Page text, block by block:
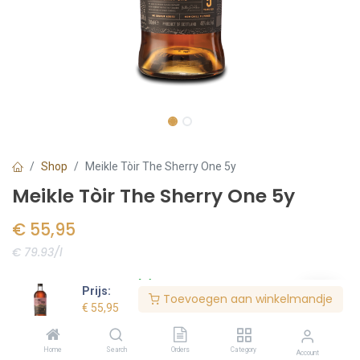
Prijs:
€ 55,95
Toevoegen aan winkelmandje
Home Search Orders Category Account
Shop Meikle Tòir The Sherry One 5y
Meikle Tòir The Sherry One 5y
€ 55,95
€ 79.93/l
Voorraad:6stuk(s)
Bestel nu